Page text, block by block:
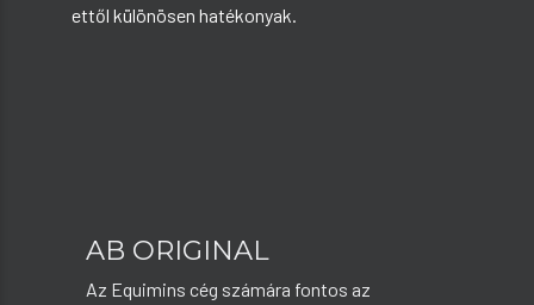
ettől különösen hatékonyak.
AB ORIGINAL
Az Equimins cég számára fontos az